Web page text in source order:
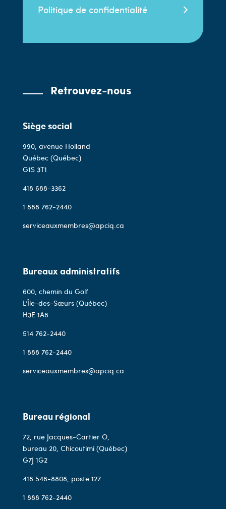
Politique de confidentialité
Retrouvez-nous
Siège social
990, avenue Holland
Québec (Québec)
G1S 3T1
418 688-3362
1 888 762-2440
serviceauxmembres@apciq.ca
Bureaux administratifs
600, chemin du Golf
L’Île-des-Sœurs (Québec)
H3E 1A8
514 762-2440
1 888 762-2440
serviceauxmembres@apciq.ca
Bureau régional
72, rue Jacques-Cartier O,
bureau 20, Chicoutimi (Québec)
G7J 1G2
418 548-8808, poste 127
1 888 762-2440